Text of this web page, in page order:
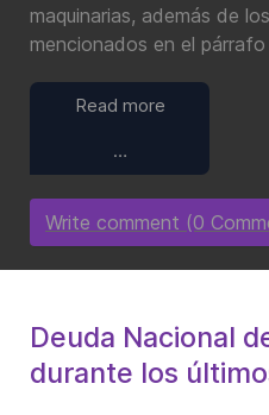
maquinarias, además de
mencionados en el
Read more
…
Write comment (0
Deuda Nacional
durante los